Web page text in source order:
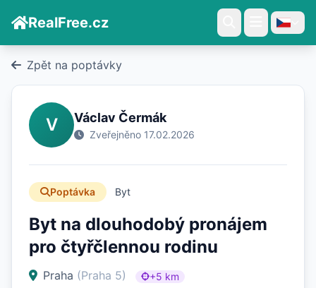
RealFree.cz
Zpět na poptávky
V Václav Čermák
Zveřejněno 17.02.2026
Poptávka Byt
Byt na dlouhodobý pronájem
pro čtyřčlennou rodinu
Praha (Praha 5) +5 km